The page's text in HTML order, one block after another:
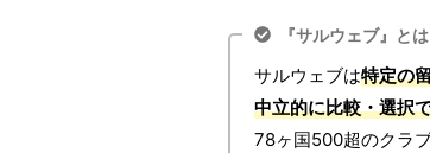
『サルウェブ』とは
サルウェブは特定の
中立的に比較・選択
78ヶ国500超のクラ